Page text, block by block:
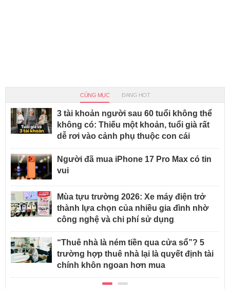
CÙNG MỤC ĐANG HOT
3 tài khoản người sau 60 tuổi không thể
không có: Thiếu một khoản, tuổi già rất
dễ rơi vào cảnh phụ thuộc con cái
Người đã mua iPhone 17 Pro Max có tin
vui
Mùa tựu trường 2026: Xe máy điện trở
thành lựa chọn của nhiều gia đình nhờ
công nghệ và chi phí sử dụng
“Thuê nhà là ném tiền qua cửa sổ”? 5
trường hợp thuê nhà lại là quyết định tài
chính khôn ngoan hơn mua